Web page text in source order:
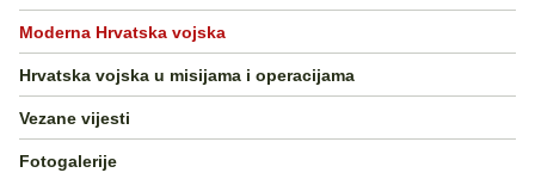
Moderna Hrvatska vojska
Hrvatska vojska u misijama i operacijama
Vezane vijesti
Fotogalerije